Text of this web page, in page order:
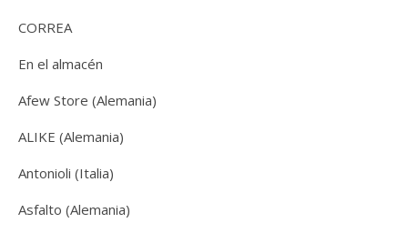
CORREA
En el almacén
Afew Store (Alemania)
ALIKE (Alemania)
Antonioli (Italia)
Asfalto (Alemania)